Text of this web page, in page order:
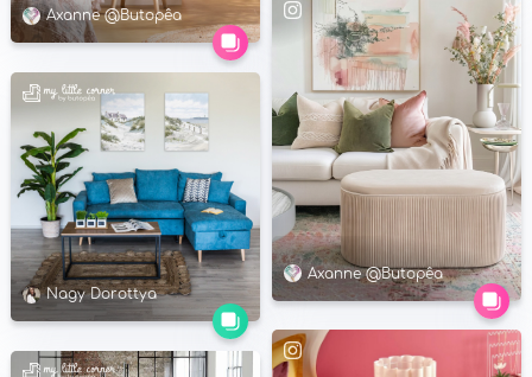
Axanne @Butopêa
Axanne @Butopêa
Nagy Dorottya